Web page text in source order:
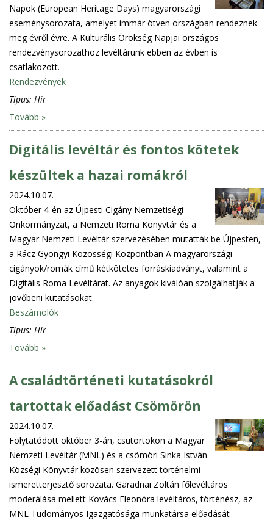
Napok (European Heritage Days) magyarországi
eseménysorozata, amelyet immár ötven országban rendeznek
meg évről évre. A Kulturális Örökség Napjai országos
rendezvénysorozathoz levéltárunk ebben az évben is
csatlakozott.
Rendezvények
Típus: Hír
Tovább »
Digitális levéltár és fontos kötetek
készültek a hazai romákról
2024.10.07.
Október 4-én az Újpesti Cigány Nemzetiségi
Önkormányzat, a Nemzeti Roma Könyvtár és a
Magyar Nemzeti Levéltár szervezésében mutatták be Újpesten,
a Rácz Gyöngyi Közösségi Központban A magyarországi
cigányok/romák című kétkötetes forráskiadványt, valamint a
Digitális Roma Levéltárat. Az anyagok kiválóan szolgálhatják a
jövőbeni kutatásokat.
Beszámolók
Típus: Hír
Tovább »
A családtörténeti kutatásokról
tartottak előadást Csömörön
2024.10.07.
Folytatódott október 3-án, csütörtökön a Magyar
Nemzeti Levéltár (MNL) és a csömöri Sinka István
Községi Könyvtár közösen szervezett történelmi
ismeretterjesztő sorozata. Garadnai Zoltán főlevéltáros
moderálása mellett Kovács Eleonóra levéltáros, történész, az
MNL Tudományos Igazgatósága munkatársa előadását